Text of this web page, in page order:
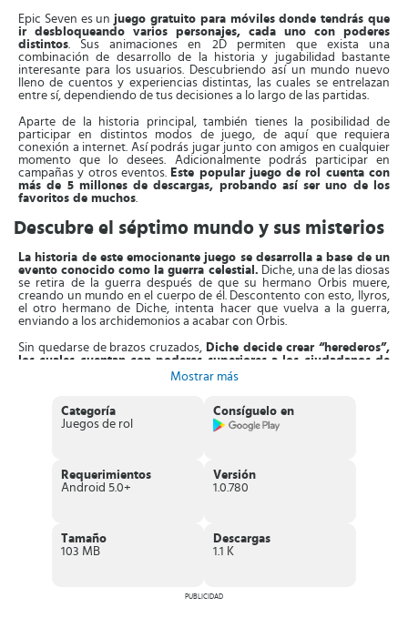
Epic Seven es un juego gratuito para móviles donde tendrás que
ir desbloqueando varios personajes, cada uno con poderes
distintos. Sus animaciones en 2D permiten que exista una
combinación de desarrollo de la historia y jugabilidad bastante
interesante para los usuarios. Descubriendo así un mundo nuevo
lleno de cuentos y experiencias distintas, las cuales se entrelazan
entre sí, dependiendo de tus decisiones a lo largo de las partidas.
Aparte de la historia principal, también tienes la posibilidad de
participar en distintos modos de juego, de aquí que requiera
conexión a internet. Así podrás jugar junto con amigos en cualquier
momento que lo desees. Adicionalmente podrás participar en
campañas y otros eventos. Este popular juego de rol cuenta con
más de 5 millones de descargas, probando así ser uno de los
favoritos de muchos.
Descubre el séptimo mundo y sus misterios
La historia de este emocionante juego se desarrolla a base de un
evento conocido como la guerra celestial. Diche, una de las diosas
se retira de la guerra después de que su hermano Orbis muere,
creando un mundo en el cuerpo de él. Descontento con esto, Ilyros,
el otro hermano de Diche, intenta hacer que vuelva a la guerra,
enviando a los archidemonios a acabar con Orbis.
Sin quedarse de brazos cruzados, Diche decide crear “herederos”,
los cuales cuentan con poderes superiores a los ciudadanos de
. De la misma manera crea también guardianes para ayudar a
borra las mentes de todos los involucrados, reiniciando el mundo.
diversos personajes, explorando habilidades, poderes y armas
que serán de ayuda en la batalla. Adicionalmente podrás
De la misma forma hay otros eventos con diferentes motivos en este
juego de animé, muy divertidos y que te otorgan diversas
Mostrar más
Categoría
Juegos de rol
Consíguelo en
Requerimientos
Android 5.0+
Versión
1.0.780
Tamaño
103 MB
Descargas
1.1 K
PUBLICIDAD